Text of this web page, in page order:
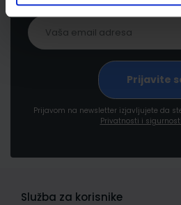
Prijavom na newsletter izjavljujete da
Privatnosti i
Služba za korisnike